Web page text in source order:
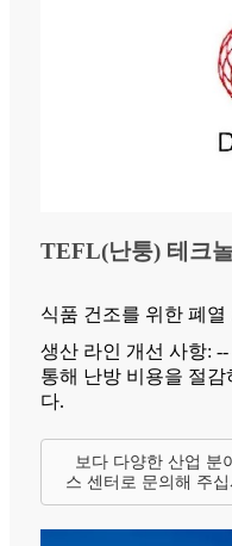
TEFL(난퉁) 테크
식품 건조를 위한 폐열
생산 라인 개선 사항:
통해 난방 비용을 절감
다.
보다 다양한 산업 분
스 센터로 문의해 주십